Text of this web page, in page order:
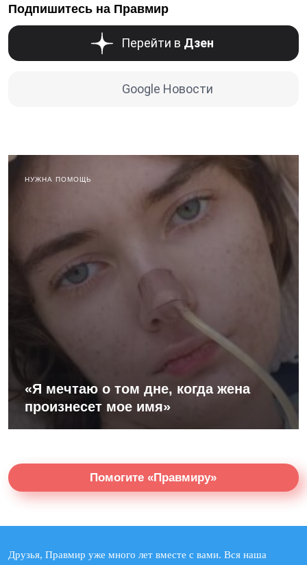
Подпишитесь на Правмир
Перейти в Дзен
Google Новости
НУЖНА ПОМОЩЬ
«Я мечтаю о том дне, когда жена
произнесет мое имя»
Помогите «Правмиру»
Друзья, Правмир уже много лет вместе с вами. Вся наша